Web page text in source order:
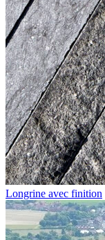
Longrine avec finition